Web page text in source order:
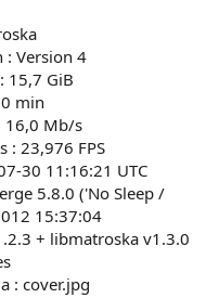
: Version 4
15,7 GiB
min
16,0 Mb/s
: 23,976 FPS
30 11:16:21 UTC
5.8.0 ('No Sleep /
15:37:04
+ libmatroska v1.3.0
: cover.jpg